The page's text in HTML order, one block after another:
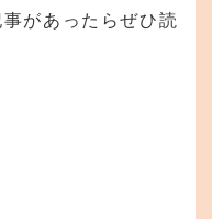
があったらぜひ読